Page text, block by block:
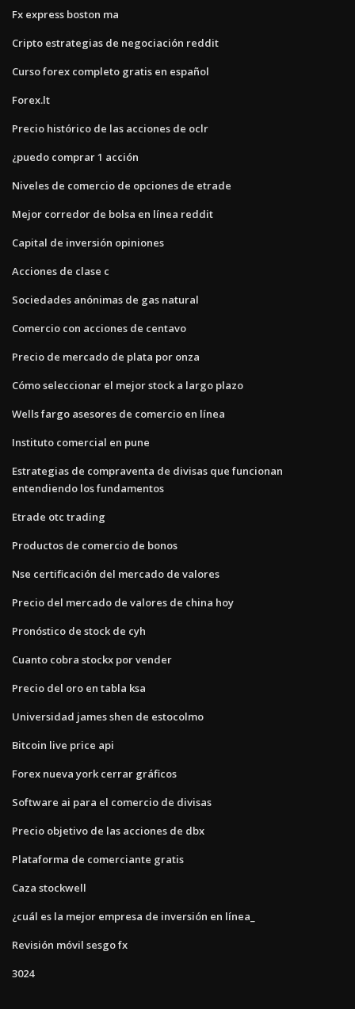
Fx express boston ma
Cripto estrategias de negociación reddit
Curso forex completo gratis en español
Forex.lt
Precio histórico de las acciones de oclr
¿puedo comprar 1 acción
Niveles de comercio de opciones de etrade
Mejor corredor de bolsa en línea reddit
Capital de inversión opiniones
Acciones de clase c
Sociedades anónimas de gas natural
Comercio con acciones de centavo
Precio de mercado de plata por onza
Cómo seleccionar el mejor stock a largo plazo
Wells fargo asesores de comercio en línea
Instituto comercial en pune
Estrategias de compraventa de divisas que funcionan
entendiendo los fundamentos
Etrade otc trading
Productos de comercio de bonos
Nse certificación del mercado de valores
Precio del mercado de valores de china hoy
Pronóstico de stock de cyh
Cuanto cobra stockx por vender
Precio del oro en tabla ksa
Universidad james shen de estocolmo
Bitcoin live price api
Forex nueva york cerrar gráficos
Software ai para el comercio de divisas
Precio objetivo de las acciones de dbx
Plataforma de comerciante gratis
Caza stockwell
¿cuál es la mejor empresa de inversión en línea_
Revisión móvil sesgo fx
3024